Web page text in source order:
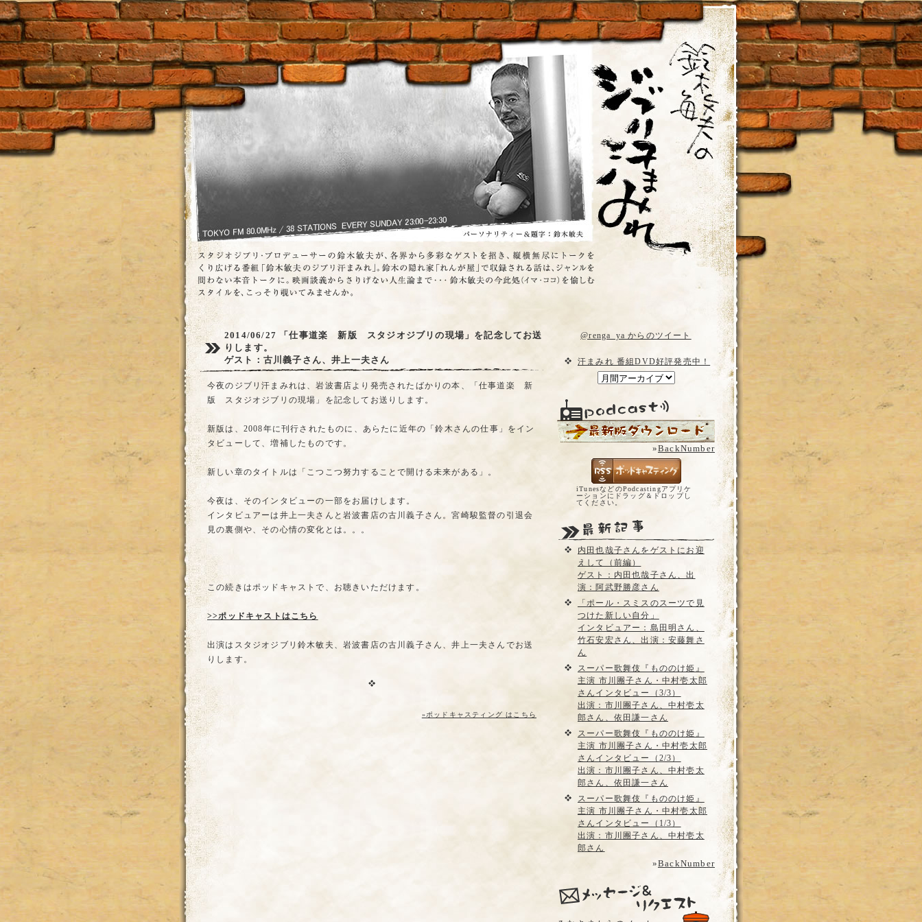
2014/06/27
「仕事道楽 新版 スタジオジブリの現場」を記念してお送
りします。
ゲスト：古川義子さん、井上一夫さん
今夜のジブリ汗まみれは、岩波書店より発売されたばかりの本、「仕事道楽 新
版 スタジオジブリの現場」を記念してお送りします。
新版は、2008年に刊行されたものに、あらたに近年の「鈴木さんの仕事」をイン
タビューして、増補したものです。
新しい章のタイトルは「こつこつ努力することで開ける未来がある」。
今夜は、そのインタビューの一部をお届けします。
インタビュアーは井上一夫さんと岩波書店の古川義子さん。宮崎駿監督の引退会
見の裏側や、その心情の変化とは。。。
この続きはポッドキャストで、お聴きいただけます。
>>ポッドキャストはこちら
出演はスタジオジブリ鈴木敏夫、岩波書店の古川義子さん、井上一夫さんでお送
りします。
»ポッドキャスティング はこちら
@renga_ya からのツイート
汗まみれ 番組DVD好評発売中！
»BackNumber
iTunesなどのPodcastingアプリケ
ーションにドラッグ＆ドロップし
てください。
内田也哉子さんをゲストにお迎
えして（前編）
ゲスト：内田也哉子さん、出
演：阿武野勝彦さん
「ポール・スミスのスーツで見
つけた新しい自分」
インタビュアー：島田明さん、
竹石安宏さん、出演：安藤舞さ
ん
スーパー歌舞伎『もののけ姫』
主演 市川團子さん・中村壱太郎
さんインタビュー（3/3）
出演：市川團子さん、中村壱太
郎さん、依田謙一さん
スーパー歌舞伎『もののけ姫』
主演 市川團子さん・中村壱太郎
さんインタビュー（2/3）
出演：市川團子さん、中村壱太
郎さん、依田謙一さん
スーパー歌舞伎『もののけ姫』
主演 市川團子さん・中村壱太郎
さんインタビュー（1/3）
出演：市川團子さん、中村壱太
郎さん
»BackNumber